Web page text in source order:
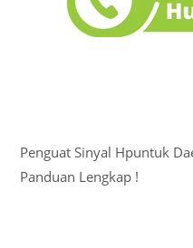
Penguat Sinyal Hpuntuk
Panduan Lengkap !